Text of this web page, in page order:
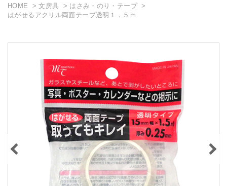
HOME 文房具
はさみ・のり・テープ
はがせるアクリル両面テープ透明１．５ｍ